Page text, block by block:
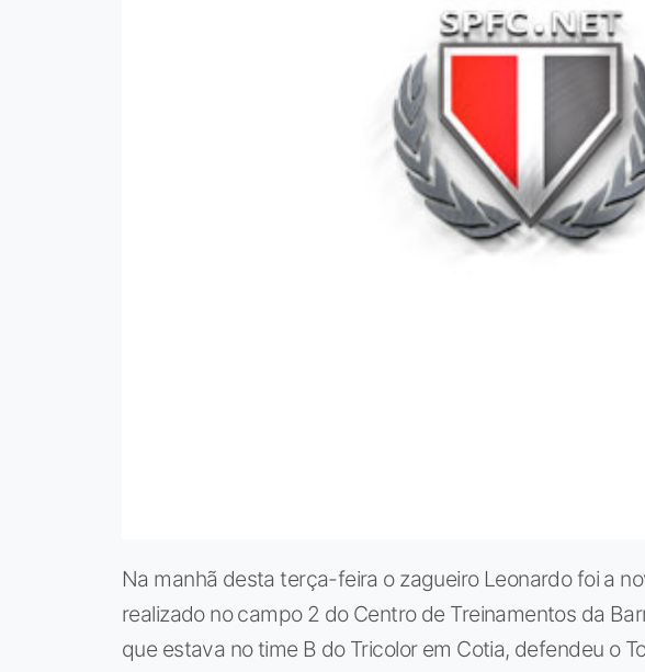
Na manhã desta terça-feira o zagueiro Leonardo foi a
realizado no campo 2 do Centro de Treinamentos da
que estava no time B do Tricolor em Cotia, defendeu o